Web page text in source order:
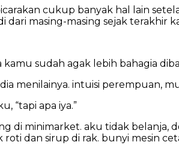
cukup banyak hal lain
dari masing-masing sejak terakhir
kamu sudah agak lebih bahagia
menilainya. intuisi perempuan,
“tapi apa iya.”
di minimarket. aku tidak belanja,
dan sirup di rak. bunyi mesin